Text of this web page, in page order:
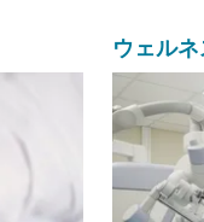
ウェルネ